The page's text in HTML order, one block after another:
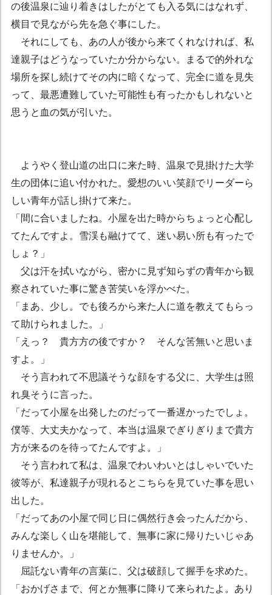
の後温泉に辿り着きはしたがとても入る気にはなれず、
横目で見ながら先を急ぐ事にした。
それにしても、あの人が後から来てくれなければ、私
達親子はどうなっていたか分からない。まるで的外れな
場所を探し続けてその内に暗くなって、完全に道を見失
って、最悪遭難していた可能性も有ったかもしれないと
思うと血の気が引いた。
ようやく登山道の出口に来た時、温泉で見掛けた大学
生の団体に追い付かれた。愛想のいい笑顔でリーダーら
しい青年が話し掛けて来た。
「間に合いましたね。小屋を出た時からちょっと心配し
てたんですよ。雪渓も融けてて、迷い易い所も有ったで
しょ？」
父は汗を拭いながら、密かに見ず知らずの青年から観
察されていた事に驚き苦笑いを浮かべた。
「まあ、少し。でも後ろから来た人に道を教えてもらっ
て助けられました。」
「えっ？ 貴方方の後ですか？ そんな筈無いと思いま
すよ。」
そう言われて不思議そうな顔をする父に、大学生は照
れ臭そうに言った。
「だって小屋を出発したのだって一番遅かったでしょ。
僕等、大丈夫かなって、本当は温泉でぎりぎりまで貴方
方が来るのを待ってたんですよ。」
そう言われて私は、温泉でわいわいとはしゃいでいた
彼等が、私達親子が現れるとこちらを見ていた事を思い
出した。
「だってあの小屋で同じ日に偶然行き会ったんだから、
みんな楽しく山を堪能して、無事に家に帰りたいじゃあ
りませんか。」
屈託ない青年の言葉に、父は破顔して握手を求めた。
「おかげさまで、何とか無事に降りて来られたよ。あり